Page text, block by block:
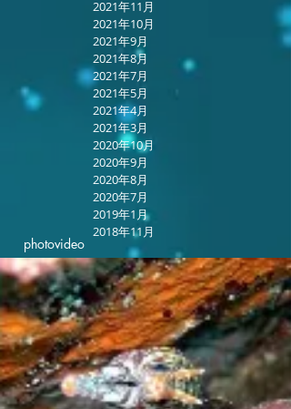
2021年11月
2021年10月
2021年9月
2021年8月
2021年7月
2021年5月
2021年4月
2021年3月
2020年10月
2020年9月
2020年8月
2020年7月
2019年1月
2018年11月
photovideo